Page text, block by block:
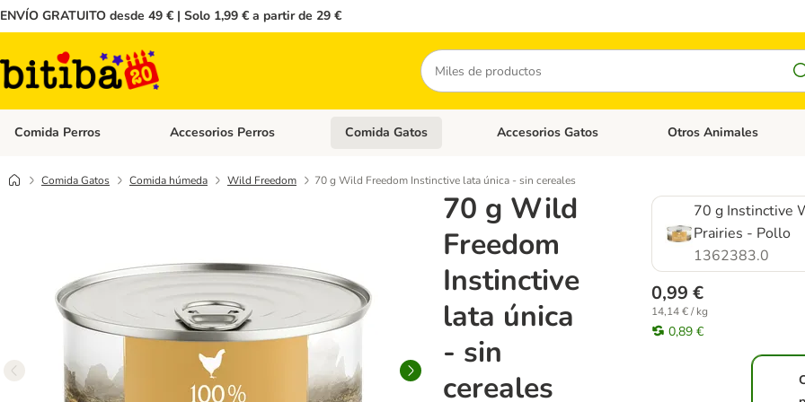
ENVÍO GRATUITO desde 49 € | Solo 1,99 € a partir de 29 €
Buscar
Comida Perros Menú de categoria abierto: Comida Perros
Accesorios Perros Menú de categoria abierto: Accesorios Perros
Comida Gatos Menú de categoria abierto: Comida Gatos
Accesorios Gatos Menú de categoria abierto:
Otros Animales
Comida Gatos Comida húmeda Wild Freedom 70 g Wild Freedom Instinctive lata única - sin cereales
70 g Wild
Freedom
Instinctive
lata única
- sin
cereales
70 g Instinctive
Prairies - Pollo
1362383.0
0,99 €
14,14 € / kg
0,89 €